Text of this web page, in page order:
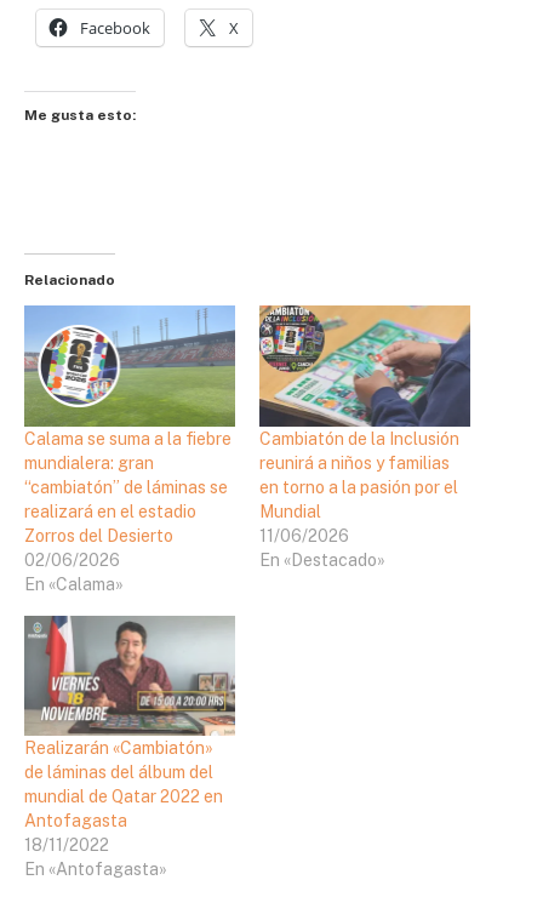
Facebook X
Me gusta esto:
Relacionado
Calama se suma a la fiebre
mundialera: gran
“cambiatón” de láminas se
realizará en el estadio
Zorros del Desierto
02/06/2026
En «Calama»
Cambiatón de la Inclusión
reunirá a niños y familias
en torno a la pasión por el
Mundial
11/06/2026
En «Destacado»
Realizarán «Cambiatón»
de láminas del álbum del
mundial de Qatar 2022 en
Antofagasta
18/11/2022
En «Antofagasta»